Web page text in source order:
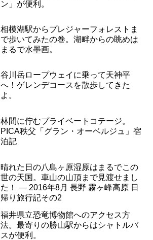
ン」が便利。
相模湖駅からプレジャーフォレストま
で歩いてみたの巻。湖畔からの眺めは
まるで水墨画。
谷川岳ロープウェイに乗って天神平
へ！ゲレンデコースを散歩してきた
よ。
林間に佇むプライベートコテージ。
PICA秩父「グラン・オーベルジュ」宿
泊記
晴れた日の八島ヶ原湿原はまるでこの
世の天国。車山の山頂まで見渡せまし
た！ ― 2016年8月 長野 霧ヶ峰高原 日
帰り旅行記その2
福井県立恐竜博物館へのアクセス方
法。最寄りの勝山駅からはシャトルバ
スが便利。